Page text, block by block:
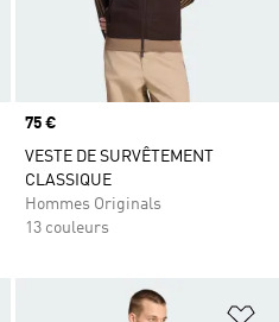
Prix
75 €
VESTE DE SURVÊTEMENT
CLASSIQUE
Hommes Originals
13 couleurs
Ajouter à la Liste de produits